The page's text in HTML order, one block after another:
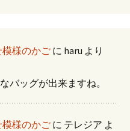
様のかご に haru より
バッグが出来ますね。
様のかご に テレジア よ